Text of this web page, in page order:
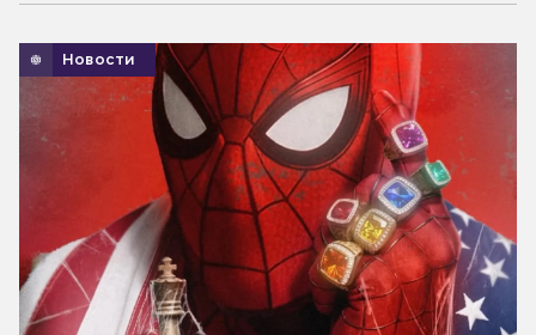
Новости